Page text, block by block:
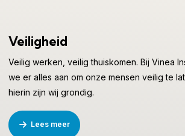
Veiligheid
Veilig werken, veilig thuiskomen. Bij Vinea
we er alles aan om onze mensen veilig te
hierin zijn wij grondig.
Lees meer